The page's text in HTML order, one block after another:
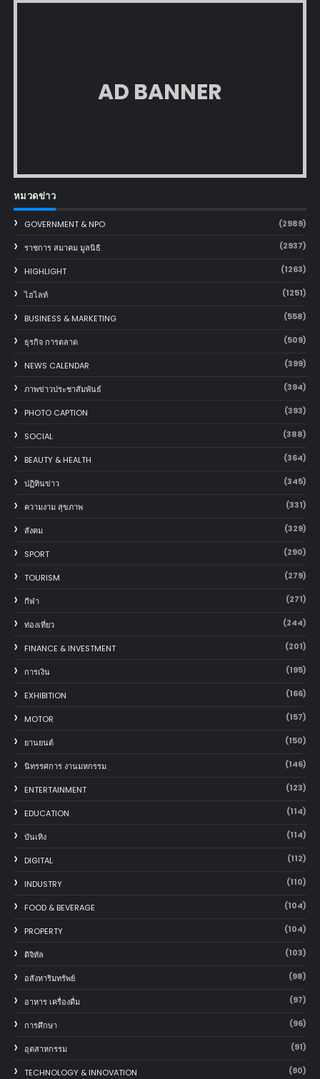
AD BANNER
หมวดข่าว
GOVERNMENT & NPO (2989)
ราชการ สมาคม มูลนิธิ (2937)
HIGHLIGHT (1263)
ไฮไลท์ (1251)
BUSINESS & MARKETING (558)
ธุรกิจ การตลาด (509)
NEWS CALENDAR (399)
ภาพข่าวประชาสัมพันธ์ (394)
PHOTO CAPTION (393)
SOCIAL (388)
BEAUTY & HEALTH (364)
ปฏิทินข่าว (345)
ความงาม สุขภาพ (331)
สังคม (329)
SPORT (290)
TOURISM (279)
กีฬา (271)
ท่องเที่ยว (244)
FINANCE & INVESTMENT (201)
การเงิน (195)
EXHIBITION (166)
MOTOR (157)
‎ยานยนต์‎ (150)
นิทรรศการ งานมหกรรม (146)
ENTERTAINMENT (123)
EDUCATION (114)
บันเทิง (114)
DIGITAL (112)
INDUSTRY (110)
FOOD & BEVERAGE (104)
PROPERTY (104)
ดิจิทัล (103)
อสังหาริมทรัพย์ (98)
อาหาร เครื่องดื่ม (97)
การศึกษา (96)
อุตสาหกรรม (91)
TECHNOLOGY & INNOVATION (90)